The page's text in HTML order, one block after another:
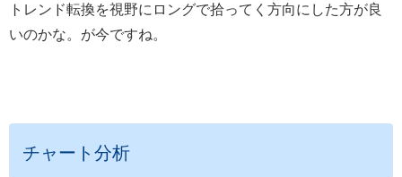
トレンド転換を視野にロングで拾ってく方向にした方が良
いのかな。が今ですね。
チャート分析